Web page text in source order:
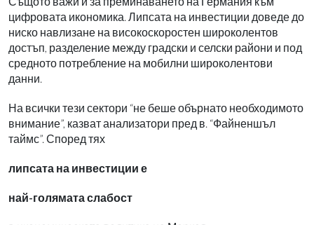
цифровата икономика. Липсата на инвестиции доведе до
ниско навлизане на високоскоростен широколентов
достъп, разделение между градски и селски райони и под
средното потребление на мобилни широколентови
данни.
На всички тези сектори “не беше обърнато необходимото
внимание”, казват анализатори пред в. “Файненшъл
таймс”. Според тях
липсата на инвестиции е
най-голямата слабост